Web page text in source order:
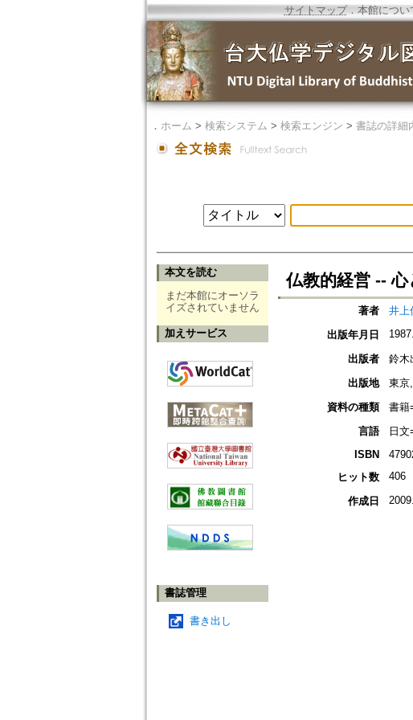
サイトマップ．本館につい
． ホーム > 検索システム > 検索エンジン > 書誌の詳細
本文を読む
まだ本館にオーソラ
イズされていません
加えサービス
書誌管理
書き出し
仏教的経営 --
著者
井上
出版年月日
出版者
鈴木
出版地
東京
資料の種類
書籍
言語
日
ISBN
ヒット数
406
作成日